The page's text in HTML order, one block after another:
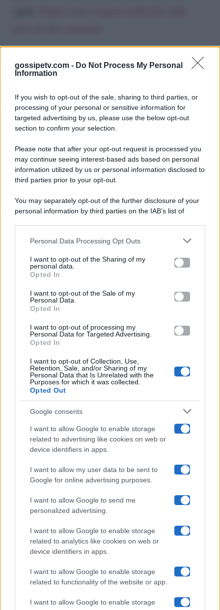
gossipetv.com - Do Not Process My Personal
Information
If you wish to opt-out of the sale, sharing to third parties, or
processing of your personal or sensitive information for
targeted advertising by us, please use the below opt-out
section to confirm your selection.
Please note that after your opt-out request is processed you
may continue seeing interest-based ads based on personal
information utilized by us or personal information disclosed to
third parties prior to your opt-out.
You may separately opt-out of the further disclosure of your
personal information by third parties on the IAB’s list of
This information may also be disclosed by us to third parties
disclose it to other third parties.
Please note that this website/app uses one or more Google
services and may gather and store information including but
not limited to your visit or usage behaviour. You may click to
grant or deny consent to Google and its third-party tags to
consent section.
Personal Data Processing Opt Outs
I want to opt-out of the Sharing of my
personal data.
Opted In
I want to opt-out of the Sale of my
Personal Data.
Opted In
I want to opt-out of processing my
Personal Data for Targeted Advertising.
Opted In
I want to opt-out of Collection, Use,
Retention, Sale, and/or Sharing of my
Personal Data that Is Unrelated with the
Purposes for which it was collected.
Opted Out
Google consents
I want to allow Google to enable storage
related to advertising like cookies on web or
device identifiers in apps.
I want to allow my user data to be sent to
Google for online advertising purposes.
I want to allow Google to send me
personalized advertising.
I want to allow Google to enable storage
related to analytics like cookies on web or
device identifiers in apps.
I want to allow Google to enable storage
related to functionality of the website or app.
I want to allow Google to enable storage
Gossip e TV è un sito di MASTE S.r.l.
viale Luigi Majno n. 21 - 20129 Milano (MI)
P.Iva 10909580960
Categorie
Gossip
Televisione
Programmi TV
Amici
Ballando Con Le Stelle
Grande Fratello
Isola Dei Famosi
Uomini E Donne
Maste S.r.l.
Chi siamo
Collabora con noi
Contatti
Privacy Policy
Cookie Policy